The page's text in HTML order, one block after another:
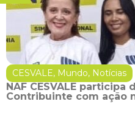
CESVALE, Mundo, Notícias
NAF CESVALE participa
Contribuinte com ação